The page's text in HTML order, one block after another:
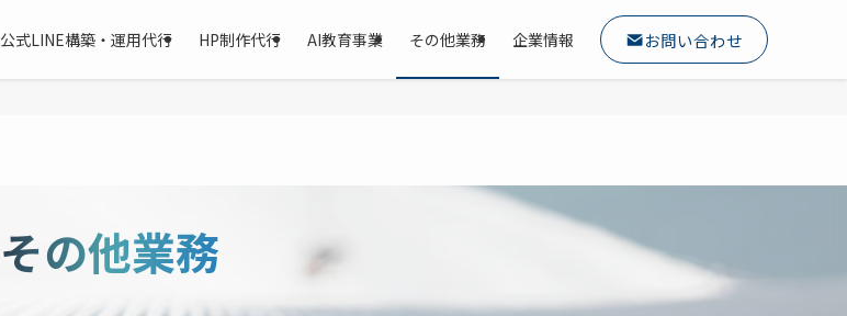
公式LINE構築・運用代行 HP制作代行 AI教育事業 その他業務 企業情報 お問い合わせ
その他業務